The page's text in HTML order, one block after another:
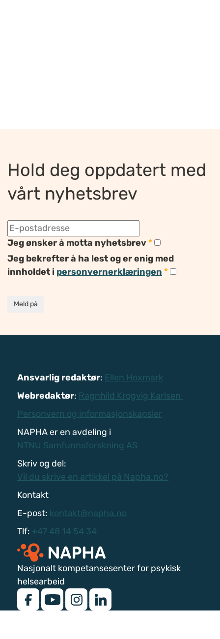
Hold deg oppdatert med
vårt nyhetsbrev
Jeg ønsker å motta nyhetsbrev*
Jeg bekrefter å ha lest og er enig med
innholdet i personvernerklæringen *
Meld på
Ansvarlig redaktør: Ellen Hoxmark
Webredaktør: Ragnhild Krogvig Karlsen
Personvern og informasjonskapsler
NAPHA er en avdeling i
NTNU Samfunnsforskning AS
Skriv og del:
Vil du skrive en artikkel på Napha.no?
Kontakt
E-post: kontakt@napha.no
Tlf: +47 48 14 54 34
Nasjonalt kompetansesenter for psykisk
helsearbeid